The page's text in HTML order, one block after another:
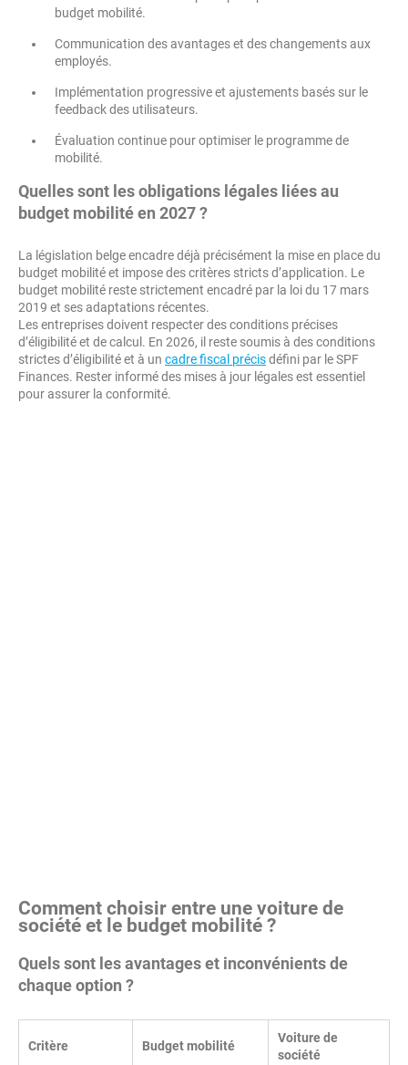
budget mobilité.
Communication des avantages et des changements aux
employés.
Implémentation progressive et ajustements basés sur le
feedback des utilisateurs.
Évaluation continue pour optimiser le programme de
mobilité.
Quelles sont les obligations légales liées au
budget mobilité en 2027 ?
La législation belge encadre déjà précisément la mise en place du
budget mobilité et impose des critères stricts d’application. Le
budget mobilité reste strictement encadré par la loi du 17 mars
2019 et ses adaptations récentes.
Les entreprises doivent respecter des conditions précises
d’éligibilité et de calcul. En 2026, il reste soumis à des conditions
strictes d’éligibilité et à un cadre fiscal précisdéfini par le SPF
Finances. Rester informé des mises à jour légales est essentiel
pour assurer la conformité.
Comment choisir entre une voiture de
société et le budget mobilité ?
Quels sont les avantages et inconvénients de
chaque option ?
Critère Budget mobilité
Voiture de
société